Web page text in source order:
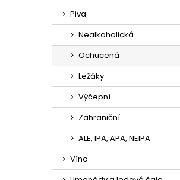
Piva
Nealkoholická
Ochucená
Ležáky
Výčepní
Zahraniční
ALE, IPA, APA, NEIPA
Víno